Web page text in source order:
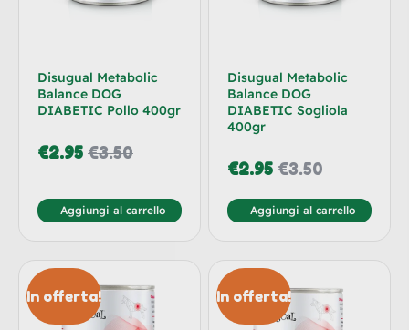
Disugual Metabolic
Balance DOG
DIABETIC Pollo 400gr
€3.50
€2.95
Aggiungi al carrello
Disugual Metabolic
Balance DOG
DIABETIC Sogliola
400gr
€3.50
€2.95
Aggiungi al carrello
In offerta! In offerta!